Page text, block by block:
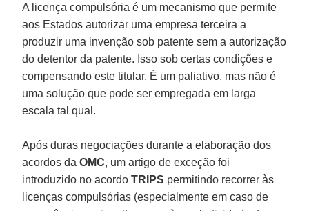
A licença compulsória é um mecanismo que permite
aos Estados autorizar uma empresa terceira a
produzir uma invenção sob patente sem a autorização
do detentor da patente. Isso sob certas condições e
compensando este titular. É um paliativo, mas não é
uma solução que pode ser empregada em larga
escala tal qual.
Após duras negociações durante a elaboração dos
acordos daOMC, um artigo de exceção foi
introduzido no acordoTRIPS permitindo recorrer às
licenças compulsórias (especialmente em caso de